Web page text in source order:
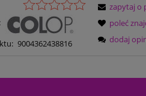
9004362438816
zapytaj o
poleć
dodaj